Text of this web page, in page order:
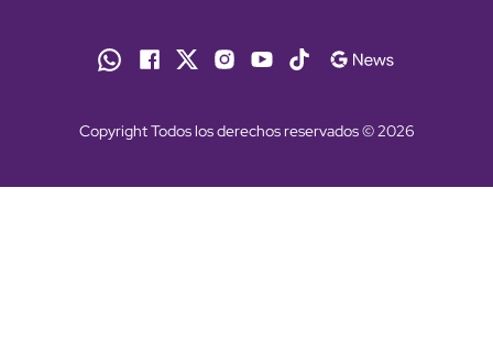
Copyright Todos los derechos reservados © 2026